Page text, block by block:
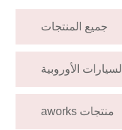
جميع المنتجات
السيارات الأوروبية
منتجات aworks